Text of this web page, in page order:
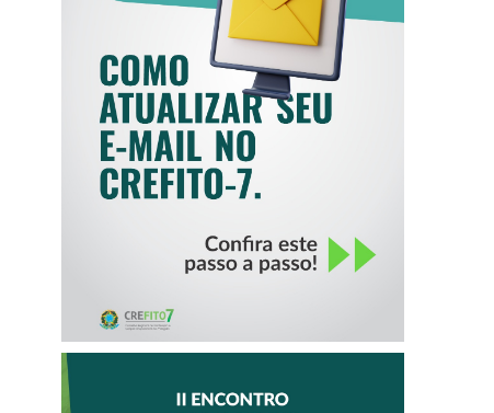
COMO ATUALIZAR
SEU E-MAIL NO
CREFITO-7